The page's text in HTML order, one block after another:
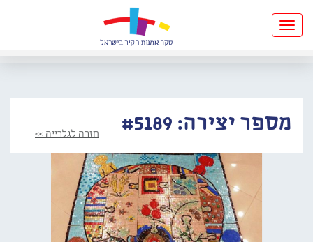
Toggle
navigation
מספר יצירה: #5189 חזרה לגלרייה >>